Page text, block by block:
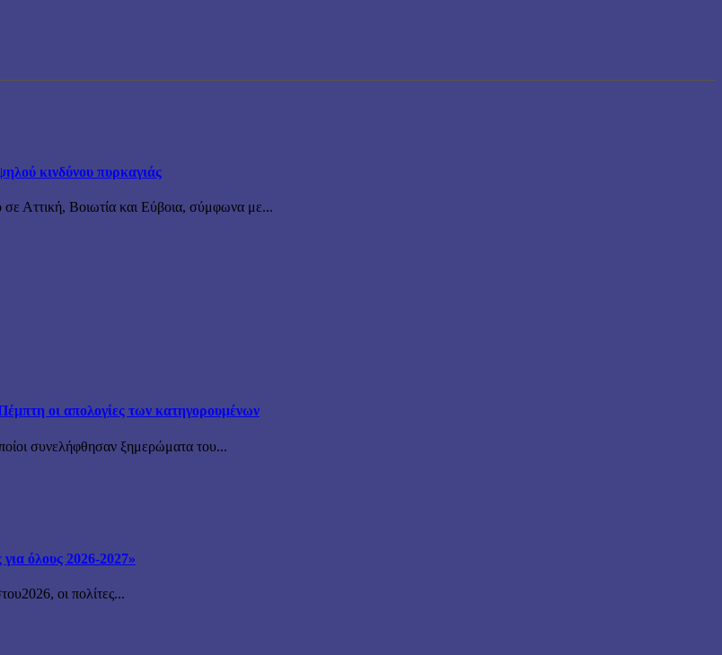
κινδύνου πυρκαγιάς
σε Αττική, Βοιωτία και Εύβοια, σύμφωνα με...
οι απολογίες των κατηγορουμένων
συνελήφθησαν ξημερώματα του...
όλους 2026-2027»
οι πολίτες...